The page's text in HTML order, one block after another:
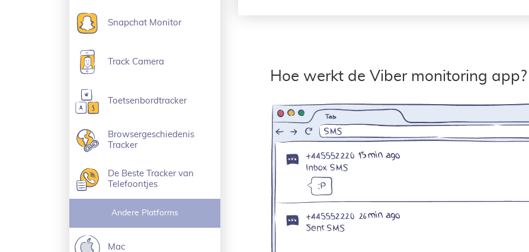
Snapchat Monitor
Track Camera
Toetsenbordtracker
Browsergeschiedenis
Tracker
De Beste Tracker van
Telefoontjes
Andere Platforms
Mac
Hoe werkt de Viber monitoring app?